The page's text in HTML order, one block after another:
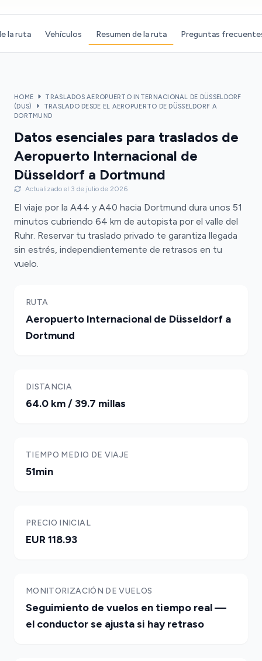
la ruta Vehículos Resumen de la ruta Preguntas
HOME
TRASLADOS AEROPUERTO INTERNACIONAL DE DÜSSELDORF
(DUS)
TRASLADO DESDE EL AEROPUERTO DE DÜSSELDORF A
DORTMUND
Datos esenciales para traslados de
Aeropuerto Internacional de
Düsseldorf a Dortmund
Actualizado el 3 de julio de 2026
El viaje por la A44 y A40 hacia Dortmund dura unos 51
minutos cubriendo 64 km de autopista por el valle del
Ruhr. Reservar tu traslado privado te garantiza llegada
sin estrés, independientemente de retrasos en tu
vuelo.
RUTA
Aeropuerto Internacional de Düsseldorf a
Dortmund
DISTANCIA
64.0 km / 39.7 millas
TIEMPO MEDIO DE VIAJE
51min
PRECIO INICIAL
EUR 118.93
MONITORIZACIÓN DE VUELOS
Seguimiento de vuelos en tiempo real —
el conductor se ajusta si hay retraso